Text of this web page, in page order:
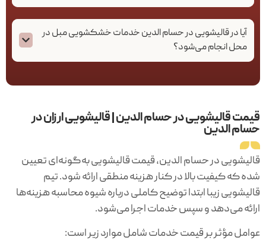
آیا در قالیشویی در حسام الدین خدمات خشکشویی مبل در
محل انجام می‌شود؟
قیمت قالیشویی در حسام الدین | قالیشویی ارزان در
حسام الدین
قالیشویی در حسام الدین، قیمت قالیشویی به‌گونه‌ای تعیین
شده که کیفیت بالا در کنار هزینه منطقی ارائه شود. تیم
قالیشویی زیبا ابتدا توضیح کاملی درباره شیوه محاسبه هزینه‌ها
ارائه می‌دهد و سپس خدمات اجرا می‌شود.
عوامل مؤثر بر قیمت خدمات شامل موارد زیر است: